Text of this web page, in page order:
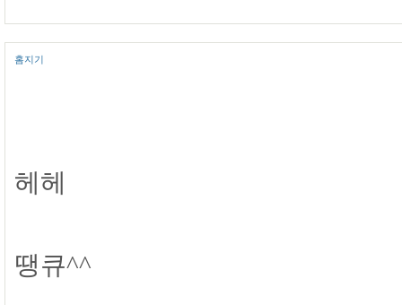
홈지기
헤헤
땡큐^^